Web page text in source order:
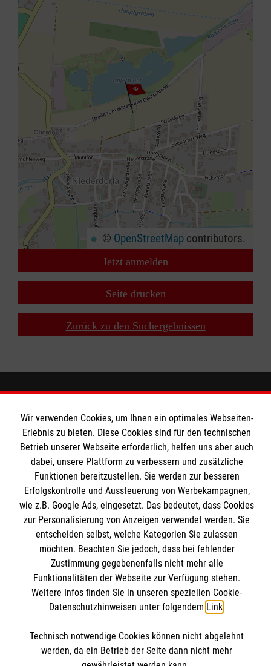
© OpenStreetMap contributors.
Jetzt anmelden
Seite drucken
Zurück zu den Suchergebnissen
Wir Malteser
Spenden und Helfen
Angebote und Leistungen
Unsere Kurse
Mitarbeiten
Wir Malteser
Informationen
Downloads
Impressum
Datenschutz
Malteser online
Malteserorden
Malteser Jugend
Mediathek
Soziale Netzwerke
Wir verwenden Cookies, um Ihnen ein optimales Webseiten-
Erlebnis zu bieten. Diese Cookies sind für den technischen
Betrieb unserer Webseite erforderlich, helfen uns aber auch
dabei, unsere Plattform zu verbessern und zusätzliche
Funktionen bereitzustellen. Sie werden zur besseren
Erfolgskontrolle und Aussteuerung von Werbekampagnen,
wie z.B. Google Ads, eingesetzt. Das bedeutet, dass Cookies
zur Personalisierung von Anzeigen verwendet werden. Sie
entscheiden selbst, welche Kategorien Sie zulassen
möchten. Beachten Sie jedoch, dass bei fehlender
Zustimmung gegebenenfalls nicht mehr alle
Funktionalitäten der Webseite zur Verfügung stehen.
Weitere Infos finden Sie in unseren speziellen Cookie-
Datenschutzhinweisen unter folgendem Link.
Technisch notwendige Cookies können nicht abgelehnt
werden, da ein Betrieb der Seite dann nicht mehr